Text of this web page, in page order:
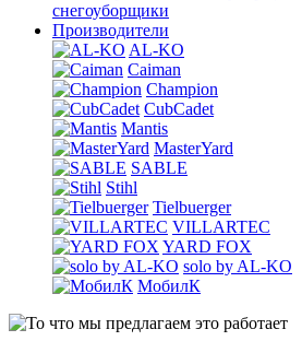
снегоуборщики
Производители
AL-KO
Caiman
Champion
CubCadet
Mantis
MasterYard
SABLE
Stihl
Tielbuerger
VILLARTEC
YARD FOX
solo by AL-KO
МобилК